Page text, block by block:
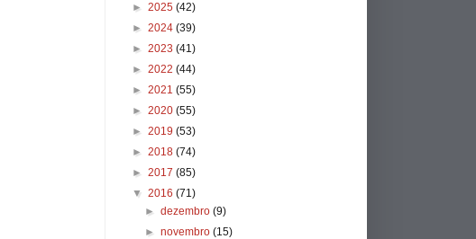
► 2025 (42)
► 2024 (39)
► 2023 (41)
► 2022 (44)
► 2021 (55)
► 2020 (55)
► 2019 (53)
► 2018 (74)
► 2017 (85)
▼ 2016 (71)
► dezembro (9)
► novembro (15)